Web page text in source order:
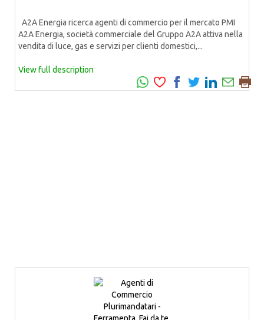
A2A Energia ricerca agenti di commercio per il mercato PMI
A2A Energia, società commerciale del Gruppo A2A attiva nella
vendita di luce, gas e servizi per clienti domestici,...
View full description